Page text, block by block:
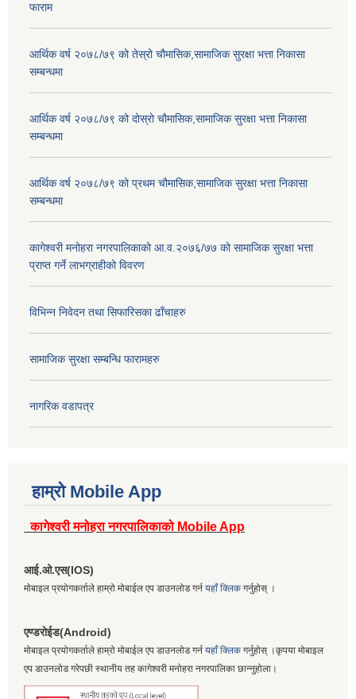
फाराम
आर्थिक वर्ष २०७८/७९ को तेस्रो चौमासिक,सामाजिक सुरक्षा भत्ता निकासा
सम्बन्धमा
आर्थिक वर्ष २०७८/७९ को दोस्रो चौमासिक,सामाजिक सुरक्षा भत्ता निकासा
सम्बन्धमा
आर्थिक वर्ष २०७८/७९ को प्रथम चौमासिक,सामाजिक सुरक्षा भत्ता निकासा
सम्बन्धमा
कागेश्वरी मनोहरा नगरपालिकाको आ.व.२०७६/७७ को सामाजिक सुरक्षा भत्ता
प्राप्त गर्ने लाभग्राहीको विवरण
विभिन्न निवेदन तथा सिफारिसका ढाँचाहरु
सामाजिक सुरक्षा सम्बन्धि फारामहरु
नागरिक वडापत्र
हाम्रो Mobile App
कागेश्वरी मनोहरा नगरपालिकाको Mobile App
आई.ओ.एस(IOS)
मोबाइल प्रयोगकर्ताले हाम्रो मोबाईल एप डाउनलोड गर्न यहाँ क्लिक गर्नुहोस् ।
एण्डरोईड(Android)
मोबाइल प्रयोगकर्ताले हाम्रो मोबाईल एप डाउनलोड गर्न यहाँ क्लिक गर्नुहोस् ।कृपया मोबाइल
एप डाउनलोड गरेपछी स्थानीय तह कागेश्वरी मनोहरा नगरपालिका छान्नुहोला।